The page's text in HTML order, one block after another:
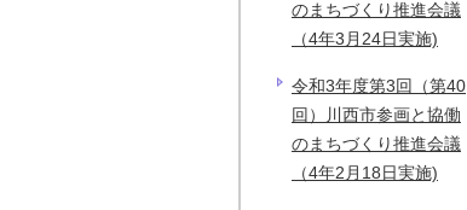
のまちづくり推進会議
（4年3月24日実施)
令和3年度第3回（第40
回）川西市参画と協働
のまちづくり推進会議
（4年2月18日実施)